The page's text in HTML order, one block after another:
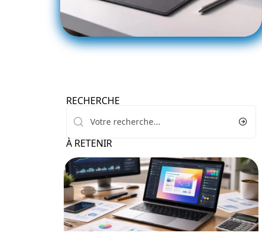
RECHERCHE
À RETENIR
Marketing